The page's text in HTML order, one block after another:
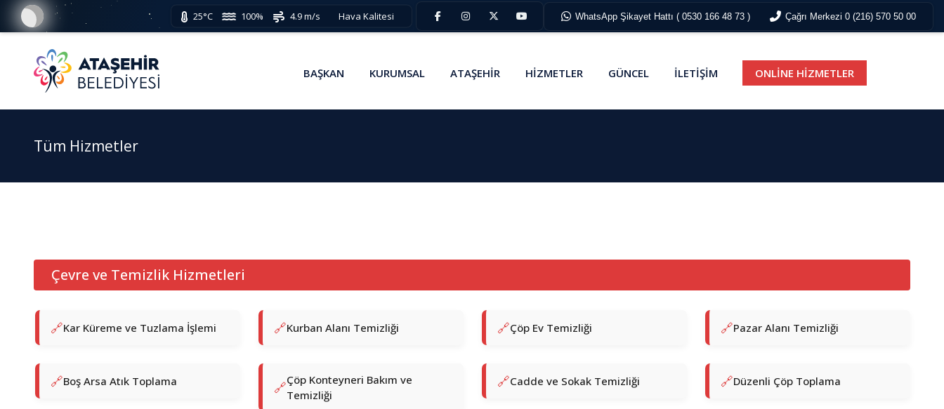
25°C 100% 4.9 m/s Hava Kalitesi WhatsApp Şikayet Hattı ( 0530 166 48 73 ) Çağrı Merkezi 0 (216) 570 50 00
BAŞKAN KURUMSAL ATAŞEHİR HİZMETLER GÜNCEL İLETİŞİM ONLİNE HİZMETLER
Tüm Hizmetler
Çevre ve Temizlik Hizmetleri
Kar Küreme ve Tuzlama İşlemi Kurban Alanı Temizliği Çöp Ev Temizliği Pazar Alanı Temizliği
Boş Arsa Atık Toplama
Çöp Konteyneri Bakım ve
Temizliği
Cadde ve Sokak Temizliği Düzenli Çöp Toplama